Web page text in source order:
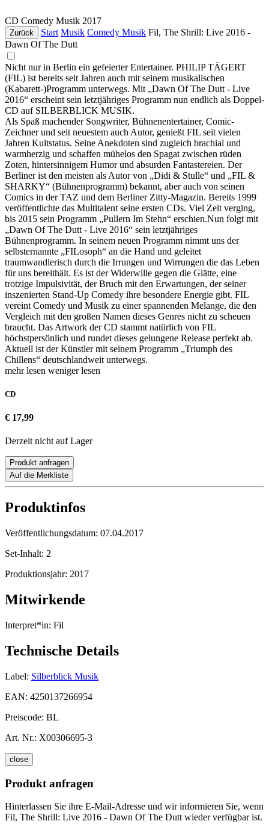
CD Comedy Musik 2017
Zurück Start Musik Comedy Musik Fil, The Shrill: Live 2016 -
Dawn Of The Dutt
Nicht nur in Berlin ein gefeierter Entertainer. PHILIP TÄGERT
(FIL) ist bereits seit Jahren auch mit seinem musikalischen
(Kabarett-)Programm unterwegs. Mit „Dawn Of The Dutt - Live
2016“ erscheint sein letztjähriges Programm nun endlich als Doppel-
CD auf SILBERBLICK MUSIK.
Als Spaß machender Songwriter, Bühnenentertainer, Comic-
Zeichner und seit neuestem auch Autor, genießt FIL seit vielen
Jahren Kultstatus. Seine Anekdoten sind zugleich brachial und
warmherzig und schaffen mühelos den Spagat zwischen rüden
Zoten, hintersinnigem Humor und absurden Fantastereien. Der
Berliner ist den meisten als Autor von „Didi & Stulle“ und „FIL &
SHARKY“ (Bühnenprogramm) bekannt, aber auch von seinen
Comics in der TAZ und dem Berliner Zitty-Magazin. Bereits 1999
veröffentlichte das Multitalent seine ersten CDs. Viel Zeit verging,
bis 2015 sein Programm „Pullern Im Stehn“ erschien.Nun folgt mit
„Dawn Of The Dutt - Live 2016“ sein letztjähriges
Bühnenprogramm. In seinem neuen Programm nimmt uns der
selbsternannte „FILosoph“ an die Hand und geleitet
traumwandlerisch durch die Irrungen und Wirrungen die das Leben
für uns bereithält. Es ist der Widerwille gegen die Glätte, eine
trotzige Impulsivität, der Bruch mit den Erwartungen, der seiner
inszenierten Stand-Up Comedy ihre besondere Energie gibt. FIL
vereint Comedy und Musik zu einer spannenden Melange, die den
Vergleich mit den großen Namen dieses Genres nicht zu scheuen
braucht. Das Artwork der CD stammt natürlich von FIL
höchstpersönlich und rundet dieses gelungene Release perfekt ab.
Aktuell ist der Künstler mit seinem Programm „Triumph des
Chillens“ deutschlandweit unterwegs.
mehr lesen weniger lesen
CD
€ 17,99
Derzeit nicht auf Lager
Produkt anfragen
Auf die Merkliste
Produktinfos
Veröffentlichungsdatum: 07.04.2017
Set-Inhalt: 2
Produktionsjahr: 2017
Mitwirkende
Interpret*in: Fil
Technische Details
Label: Silberblick Musik
EAN: 4250137266954
Preiscode: BL
Art. Nr.: X00306695-3
close
Produkt anfragen
Hinterlassen Sie ihre E-Mail-Adresse und wir informieren Sie, wenn
Fil, The Shrill: Live 2016 - Dawn Of The Dutt wieder verfügbar ist.